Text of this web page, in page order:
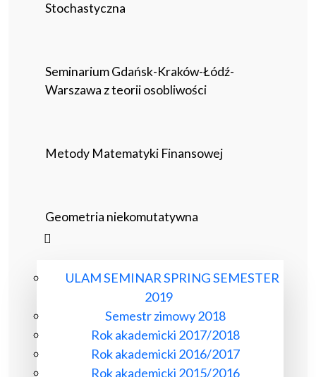
Stochastyczna
Seminarium Gdańsk-Kraków-Łódź-
Warszawa z teorii osobliwości
Metody Matematyki Finansowej
Geometria niekomutatywna
ULAM SEMINAR SPRING SEMESTER
2019
Semestr zimowy 2018
Rok akademicki 2017/2018
Rok akademicki 2016/2017
Rok akademicki 2015/2016